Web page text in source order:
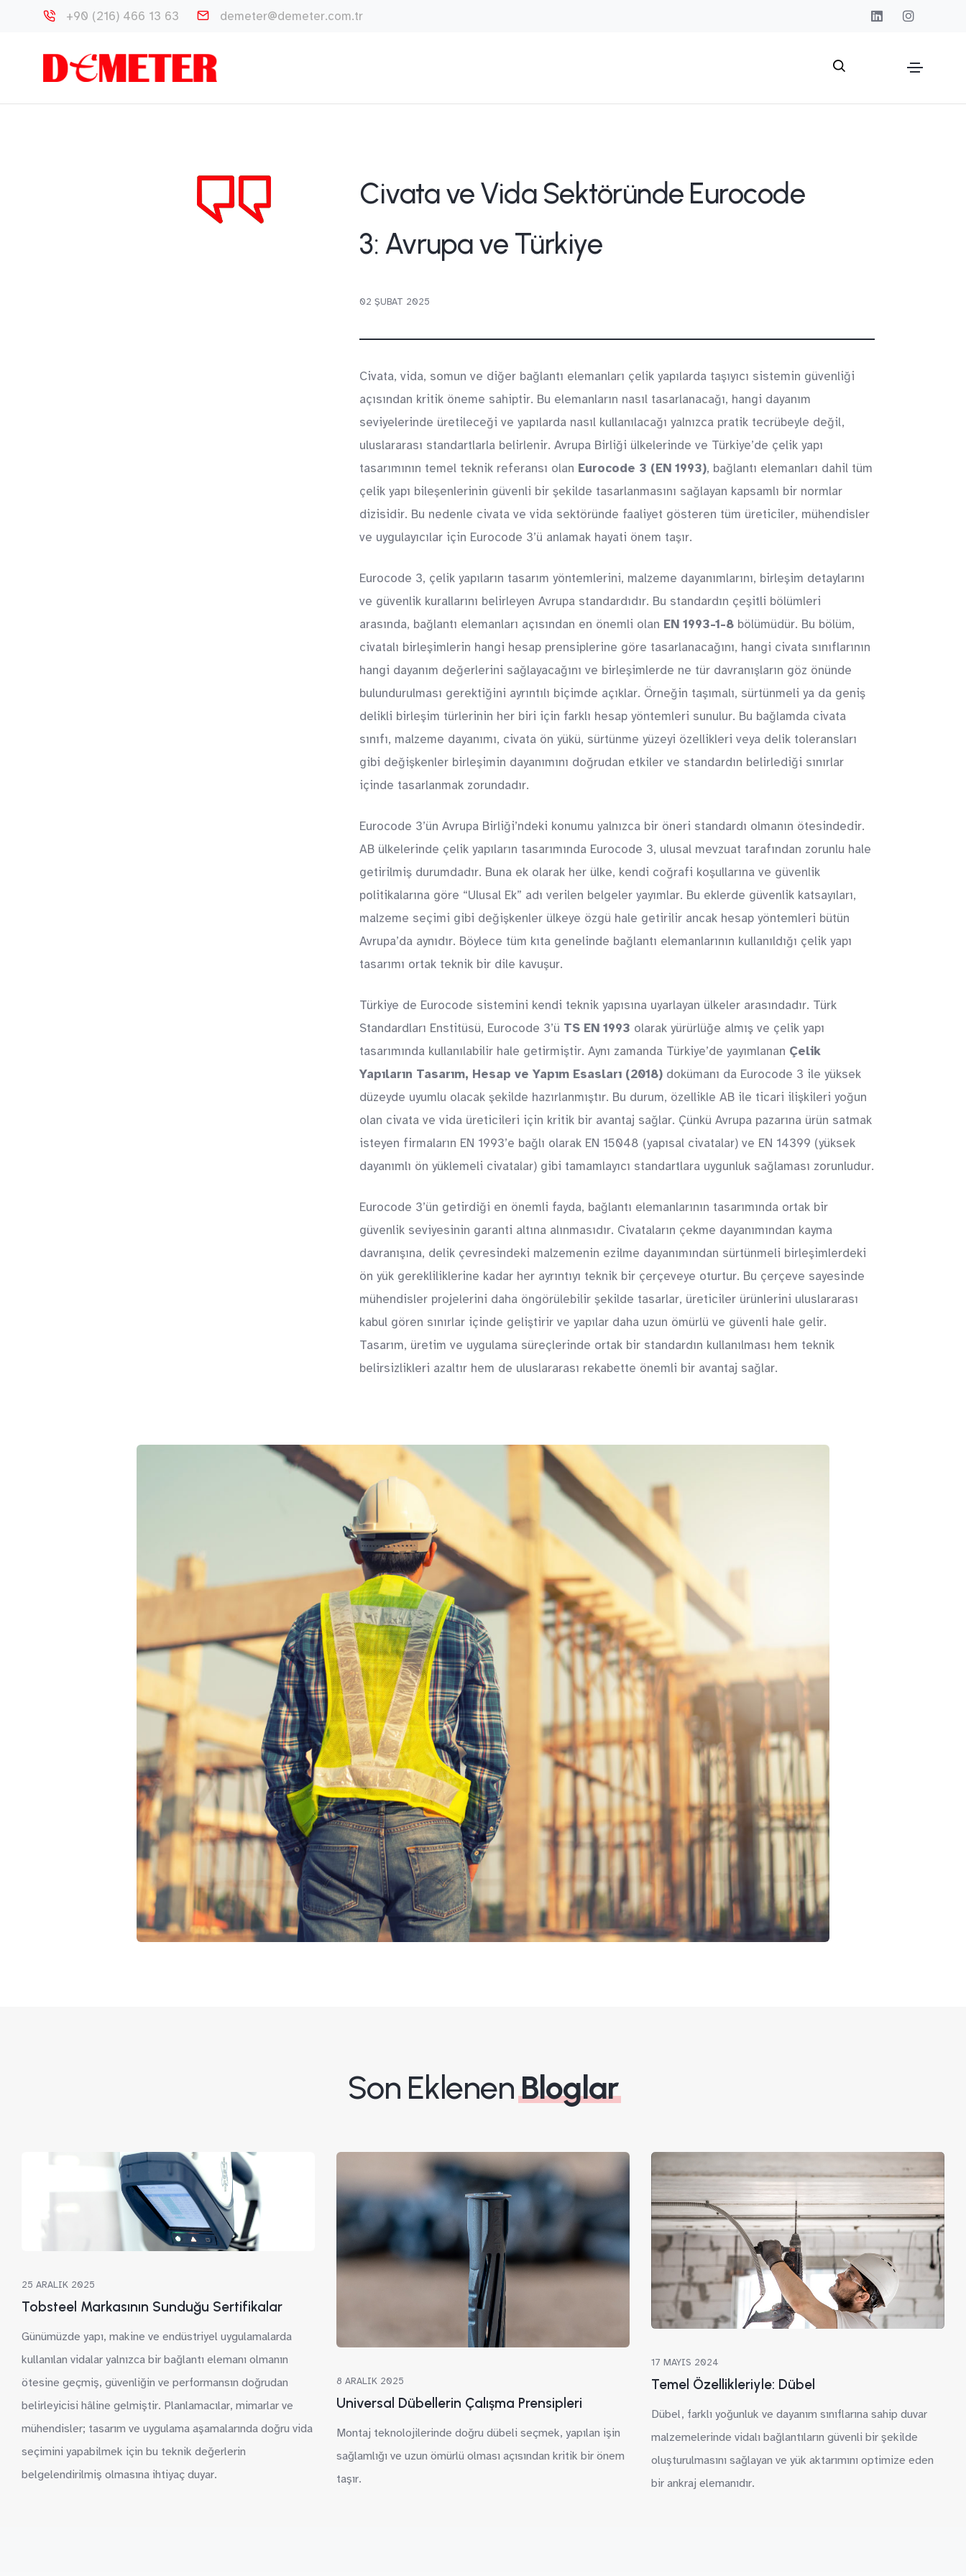
+90 (216) 466 13 63 demeter@demeter.com.tr
Civata ve Vida Sektöründe Eurocode
3: Avrupa ve Türkiye
02 ŞUBAT 2025
Civata, vida, somun ve diğer bağlantı elemanları çelik yapılarda taşıyıcı sistemin güvenliği
açısından kritik öneme sahiptir. Bu elemanların nasıl tasarlanacağı, hangi dayanım
seviyelerinde üretileceği ve yapılarda nasıl kullanılacağı yalnızca pratik tecrübeyle değil,
uluslararası standartlarla belirlenir. Avrupa Birliği ülkelerinde ve Türkiye’de çelik yapı
tasarımının temel teknik referansı olan Eurocode 3 (EN 1993), bağlantı elemanları dahil tüm
çelik yapı bileşenlerinin güvenli bir şekilde tasarlanmasını sağlayan kapsamlı bir normlar
dizisidir. Bu nedenle civata ve vida sektöründe faaliyet gösteren tüm üreticiler, mühendisler
ve uygulayıcılar için Eurocode 3’ü anlamak hayati önem taşır.
Eurocode 3, çelik yapıların tasarım yöntemlerini, malzeme dayanımlarını, birleşim detaylarını
ve güvenlik kurallarını belirleyen Avrupa standardıdır. Bu standardın çeşitli bölümleri
arasında, bağlantı elemanları açısından en önemli olan EN 1993-1-8 bölümüdür. Bu bölüm,
civatalı birleşimlerin hangi hesap prensiplerine göre tasarlanacağını, hangi civata sınıflarının
hangi dayanım değerlerini sağlayacağını ve birleşimlerde ne tür davranışların göz önünde
bulundurulması gerektiğini ayrıntılı biçimde açıklar. Örneğin taşımalı, sürtünmeli ya da geniş
delikli birleşim türlerinin her biri için farklı hesap yöntemleri sunulur. Bu bağlamda civata
sınıfı, malzeme dayanımı, civata ön yükü, sürtünme yüzeyi özellikleri veya delik toleransları
gibi değişkenler birleşimin dayanımını doğrudan etkiler ve standardın belirlediği sınırlar
içinde tasarlanmak zorundadır.
Eurocode 3’ün Avrupa Birliği’ndeki konumu yalnızca bir öneri standardı olmanın ötesindedir.
AB ülkelerinde çelik yapıların tasarımında Eurocode 3, ulusal mevzuat tarafından zorunlu hale
getirilmiş durumdadır. Buna ek olarak her ülke, kendi coğrafi koşullarına ve güvenlik
politikalarına göre “Ulusal Ek” adı verilen belgeler yayımlar. Bu eklerde güvenlik katsayıları,
malzeme seçimi gibi değişkenler ülkeye özgü hale getirilir ancak hesap yöntemleri bütün
Avrupa’da aynıdır. Böylece tüm kıta genelinde bağlantı elemanlarının kullanıldığı çelik yapı
tasarımı ortak teknik bir dile kavuşur.
Türkiye de Eurocode sistemini kendi teknik yapısına uyarlayan ülkeler arasındadır. Türk
Standardları Enstitüsü, Eurocode 3’ü TS EN 1993 olarak yürürlüğe almış ve çelik yapı
tasarımında kullanılabilir hale getirmiştir. Aynı zamanda Türkiye’de yayımlanan Çelik
Yapıların Tasarım, Hesap ve Yapım Esasları (2018) dokümanı da Eurocode 3 ile yüksek
düzeyde uyumlu olacak şekilde hazırlanmıştır. Bu durum, özellikle AB ile ticari ilişkileri yoğun
olan civata ve vida üreticileri için kritik bir avantaj sağlar. Çünkü Avrupa pazarına ürün satmak
isteyen firmaların EN 1993’e bağlı olarak EN 15048 (yapısal civatalar) ve EN 14399 (yüksek
dayanımlı ön yüklemeli civatalar) gibi tamamlayıcı standartlara uygunluk sağlaması zorunludur.
Eurocode 3’ün getirdiği en önemli fayda, bağlantı elemanlarının tasarımında ortak bir
güvenlik seviyesinin garanti altına alınmasıdır. Civataların çekme dayanımından kayma
davranışına, delik çevresindeki malzemenin ezilme dayanımından sürtünmeli birleşimlerdeki
ön yük gerekliliklerine kadar her ayrıntıyı teknik bir çerçeveye oturtur. Bu çerçeve sayesinde
mühendisler projelerini daha öngörülebilir şekilde tasarlar, üreticiler ürünlerini uluslararası
kabul gören sınırlar içinde geliştirir ve yapılar daha uzun ömürlü ve güvenli hale gelir.
Tasarım, üretim ve uygulama süreçlerinde ortak bir standardın kullanılması hem teknik
belirsizlikleri azaltır hem de uluslararası rekabette önemli bir avantaj sağlar.
Son EklenenBloglar
25 ARALIK 2025
Tobsteel Markasının Sunduğu Sertifikalar
Günümüzde yapı, makine ve endüstriyel uygulamalarda
kullanılan vidalar yalnızca bir bağlantı elemanı olmanın
ötesine geçmiş, güvenliğin ve performansın doğrudan
belirleyicisi hâline gelmiştir. Planlamacılar, mimarlar ve
mühendisler; tasarım ve uygulama aşamalarında doğru vida
seçimini yapabilmek için bu teknik değerlerin
belgelendirilmiş olmasına ihtiyaç duyar.
8 ARALIK 2025
Universal Dübellerin Çalışma Prensipleri
Montaj teknolojilerinde doğru dübeli seçmek, yapılan işin
sağlamlığı ve uzun ömürlü olması açısından kritik bir önem
taşır.
17 MAYIS 2024
Temel Özellikleriyle: Dübel
Dübel, farklı yoğunluk ve dayanım sınıflarına sahip duvar
malzemelerinde vidalı bağlantıların güvenli bir şekilde
oluşturulmasını sağlayan ve yük aktarımını optimize eden
bir ankraj elemanıdır.